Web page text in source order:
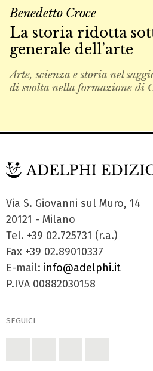
Benedetto Croce
La storia ridotta
generale dell’arte
Arte, scienza e storia nel
di svolta nella formazione di
Via S. Giovanni sul Muro, 14
20121 - Milano
Tel. +39 02.725731 (r.a.)
Fax +39 02.89010337
E-mail: info@adelphi.it
P.IVA 00882030158
SEGUICI